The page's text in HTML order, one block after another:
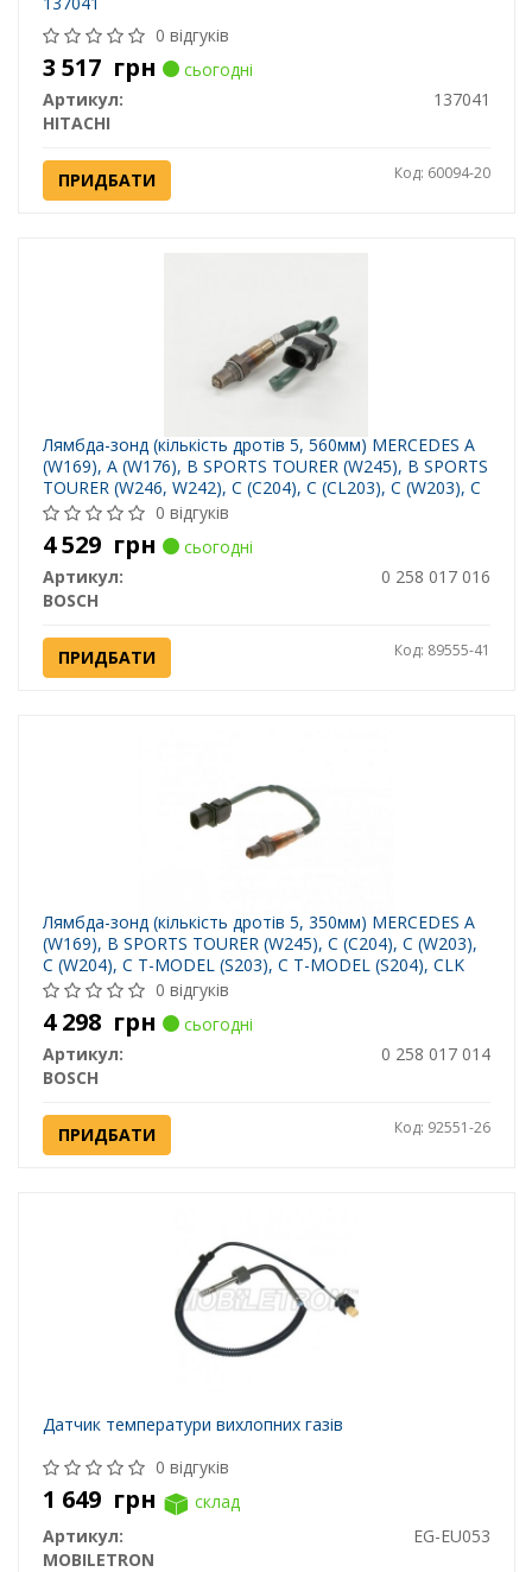
0 відгуків
3 517 грн
сьогодні
Артикул:
137041
HITACHI
ПРИДБАТИ Код: 60094-20
Лямбда-зонд (кількість дротів 5, 560мм) MERCEDES A
(W169), A (W176), B SPORTS TOURER (W245), B SPORTS
TOURER (W246, W242), C (C204), C (CL203), C (W203), C
(W204), C T-MODEL (S203) 1.5-6.3 05.00-
0 відгуків
4 529 грн
сьогодні
Артикул:
0 258 017 016
BOSCH
ПРИДБАТИ Код: 89555-41
Лямбда-зонд (кількість дротів 5, 350мм) MERCEDES A
(W169), B SPORTS TOURER (W245), C (C204), C (W203),
C (W204), C T-MODEL (S203), C T-MODEL (S204), CLK
(C209), E (A207), E (C207) 0.8D-5.5 09.03-
0 відгуків
4 298 грн
сьогодні
Артикул:
0 258 017 014
BOSCH
ПРИДБАТИ Код: 92551-26
Датчик температури вихлопних газів
0 відгуків
1 649 грн
склад
Артикул:
EG-EU053
MOBILETRON